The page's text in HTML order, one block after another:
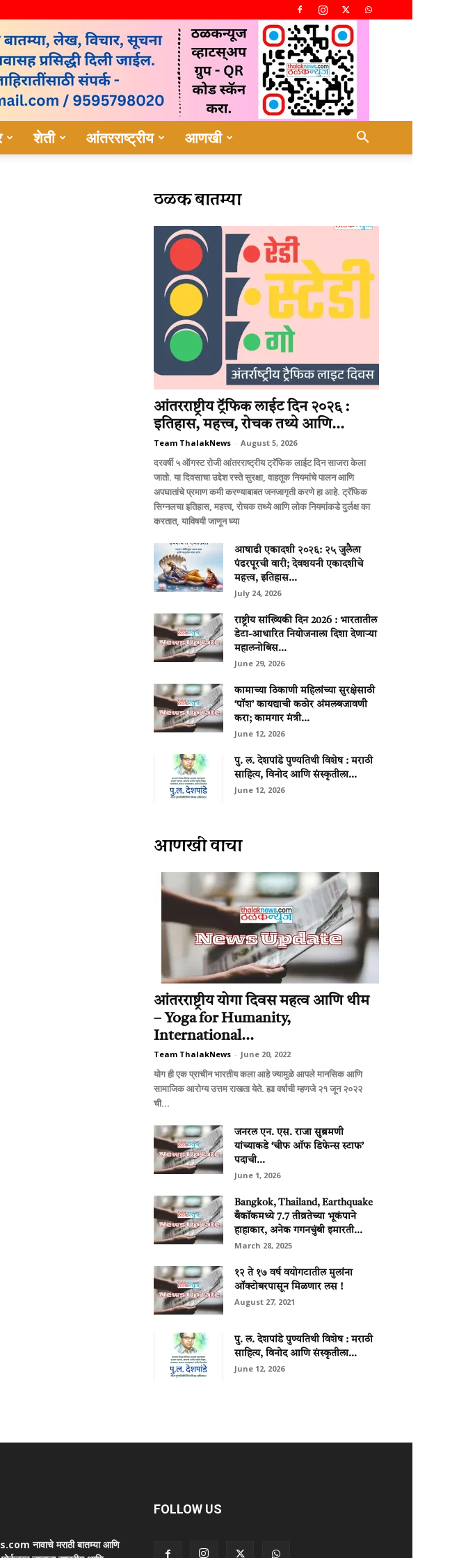
शेती आंतरराष्ट्रीय आणखी
ठळक बातम्या
आंतरराष्ट्रीय ट्रॅफिक लाईट दिन २०२६ :
इतिहास, महत्त्व, रोचक तथ्ये आणि...
Team ThalakNews - August 5, 2026
दरवर्षी ५ ऑगस्ट रोजी आंतरराष्ट्रीय ट्रॅफिक लाईट दिन साजरा केला
जातो. या दिवसाचा उद्देश रस्ते सुरक्षा, वाहतूक नियमांचे पालन आणि
अपघातांचे प्रमाण कमी करण्याबाबत जनजागृती करणे हा आहे. ट्रॅफिक
सिग्नलचा इतिहास, महत्त्व, रोचक तथ्ये आणि लोक नियमांकडे दुर्लक्ष का
करतात, याविषयी जाणून घ्या
आषाढी एकादशी २०२६: २५ जुलैला
पंढरपूरची वारी; देवशयनी एकादशीचे
महत्त्व, इतिहास...
July 24, 2026
राष्ट्रीय सांख्यिकी दिन 2026 : भारतातील
डेटा-आधारित नियोजनाला दिशा देणाऱ्या
महालनोबिस...
June 29, 2026
कामाच्या ठिकाणी महिलांच्या सुरक्षेसाठी
‘पॉश’ कायद्याची कठोर अंमलबजावणी
करा; कामगार मंत्री...
June 12, 2026
पु. ल. देशपांडे पुण्यतिथी विशेष : मराठी
साहित्य, विनोद आणि संस्कृतीला...
June 12, 2026
आणखी वाचा
आंतरराष्ट्रीय योगा दिवस महत्व आणि थीम
– Yoga for Humanity,
International...
Team ThalakNews - June 20, 2022
योग ही एक प्राचीन भारतीय कला आहे ज्यामुळे आपले मानसिक आणि
सामाजिक आरोग्य उत्तम राखता येते. ह्या वर्षाची म्हणजे २१ जून २०२२
ची...
जनरल एन. एस. राजा सुब्रमणी
यांच्याकडे ‘चीफ ऑफ डिफेन्स स्टाफ’
पदाची...
June 1, 2026
Bangkok, Thailand, Earthquake
बँकाॅकमध्ये 7.7 तीव्रतेच्या भूकंपाने
हाहाकार, अनेक गगनचुंबी इमारती...
March 28, 2025
१२ ते १७ वर्ष वयोगटातील मुलांना
ऑक्टोबरपासून मिळणार लस !
August 27, 2021
पु. ल. देशपांडे पुण्यतिथी विशेष : मराठी
साहित्य, विनोद आणि संस्कृतीला...
June 12, 2026
नावाचे मराठी बातम्या आणि
FOLLOW US